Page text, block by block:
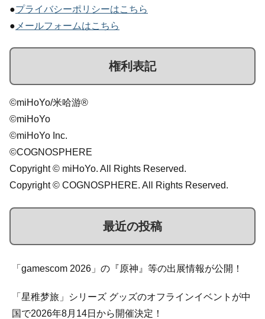
●プライバシーポリシーはこちら
● メールフォームはこちら
権利表記
©miHoYo/米哈游®
©miHoYo
©miHoYo Inc.
©COGNOSPHERE
Copyright © miHoYo. All Rights Reserved.
Copyright © COGNOSPHERE. All Rights Reserved.
最近の投稿
「gamescom 2026」の『原神』等の出展情報が公開！
「星稚梦旅」シリーズ グッズのオフラインイベントが中
国で2026年8月14日から開催決定！